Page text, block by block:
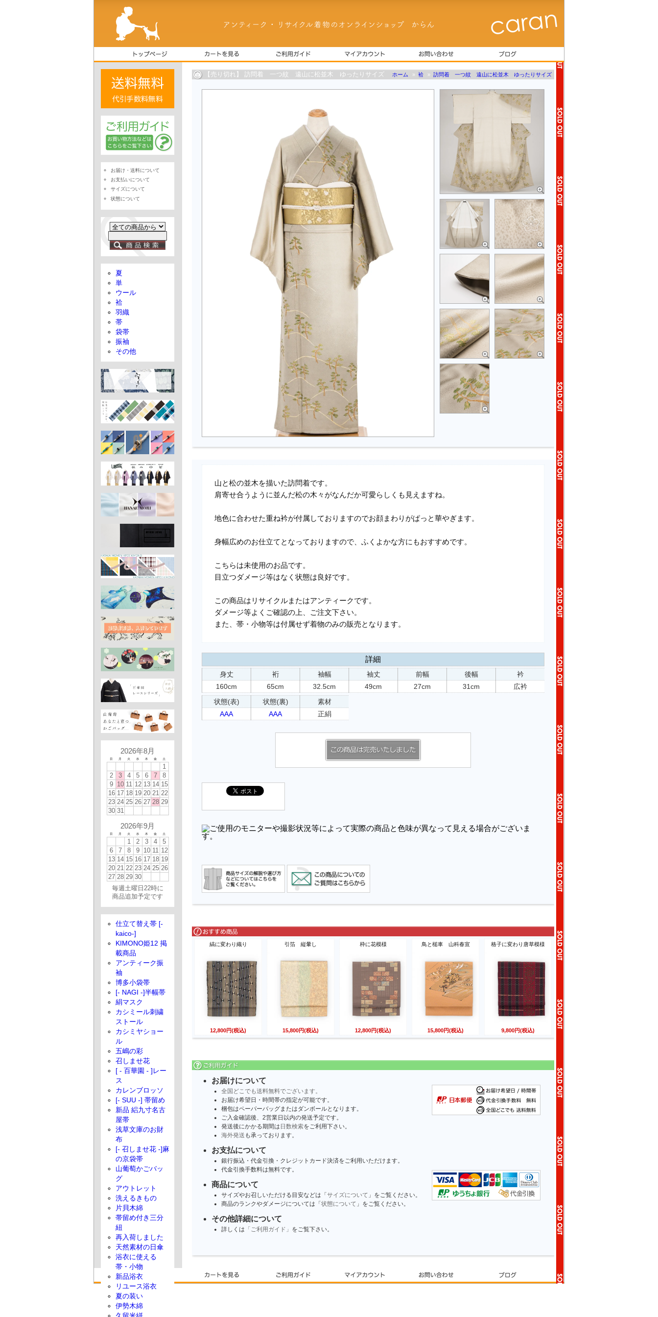
【売り切れ】 訪問着 一つ紋 遠山に松並木 ゆったりサイズ ホーム » 袷 » 訪問着 一つ紋 遠山に松並木 ゆったりサイズ
山と松の並木を描いた訪問着です。
肩寄せ合うように並んだ松の木々がなんだか可愛らしくも見えますね。
地色に合わせた重ね衿が付属しておりますのでお顔まわりがぱっと華やぎます。
身幅広めのお仕立てとなっておりますので、ふくよかな方にもおすすめです。
こちらは未使用のお品です。
目立つダメージ等はなく状態は良好です。
この商品はリサイクルまたはアンティークです。
ダメージ等よくご確認の上、ご注文下さい。
また、帯・小物等は付属せず着物のみの販売となります。
詳細
身丈
160cm
裄
65cm
袖幅
32.5cm
袖丈
49cm
前幅
27cm
後幅
31cm
衿
広衿
状態(表)
AAA
状態(裏)
AAA
素材
正絹
縞に変わり織り
12,800円(税込)
引箔 縦暈し
15,800円(税込)
枠に花模様
12,800円(税込)
鳥と槌車 山科春宣
15,800円(税込)
格子に変わり唐草模様
9,800円(税込)
お届けについて
全国どこでも送料無料でございます。
お届け希望日・時間帯の指定が可能です。
梱包はペーパーバッグまたはダンボールとなります。
ご入金確認後、2営業日以内の発送予定です。
発送後にかかる期間は 日数検索をご利用下さい。
海外発送 も承っております。
お支払について
銀行振込・代金引換・クレジットカード決済をご利用いただけます。
代金引換手数料は無料です。
商品について
サイズやお召しいただける目安などは「 サイズについて 」をご覧ください。
商品のランクやダメージについては「 状態について 」をご覧ください。
その他詳細について
詳しくは 「ご利用ガイド」 をご覧下さい。
お届け・送料について
お支払いについて
サイズについて
状態について
夏
単
ウール
袷
羽織
帯
袋帯
振袖
その他
2026年8月
日 月 火 水 木 金 土
1
2
3 4 5 6 7
8
9 10 11 12 13 14 15
16 17 18 19 20 21 22
23 24 25 26 27 28 29
30 31
2026年9月
日 月 火 水 木 金 土
1 2 3 4
5
6
7 8 9 10 11 12
13 14 15 16 17 18 19
20 21 22 23 24 25 26
27 28 29 30
毎週土曜日22時に
商品追加予定です
仕立て替え帯 [-
kaico-]
KIMONO姫12 掲
載商品
アンティーク振
袖
博多小袋帯
[- NAGI -]半幅帯
絹マスク
カシミール刺繍
ストール
カシミヤショー
ル
五嶋の彩
召しませ花
[ - 百華園 - ]レー
ス
カレンブロッソ
[- SUU -] 帯留め
新品 絽九寸名古
屋帯
浅草文庫のお財
布
[- 召しませ花 -]麻
の京袋帯
山葡萄かごバッ
グ
アウトレット
洗えるきもの
片貝木綿
帯留め付き三分
紐
再入荷しました
天然素材の日傘
浴衣に使える
帯・小物
新品浴衣
リユース浴衣
夏の装い
伊勢木綿